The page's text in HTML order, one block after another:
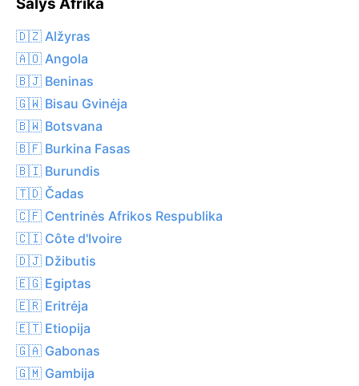
Šalys Afrika
🇩🇿 Alžyras
🇦🇴 Angola
🇧🇯 Beninas
🇬🇼 Bisau Gvinėja
🇧🇼 Botsvana
🇧🇫 Burkina Fasas
🇧🇮 Burundis
🇹🇩 Čadas
🇨🇫 Centrinės Afrikos Respublika
🇨🇮 Côte d'Ivoire
🇩🇯 Džibutis
🇪🇬 Egiptas
🇪🇷 Eritrėja
🇪🇹 Etiopija
🇬🇦 Gabonas
🇬🇲 Gambija